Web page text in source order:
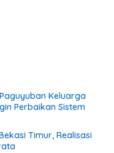
Keluarga
Perbaikan Sistem
Timur, Realisasi